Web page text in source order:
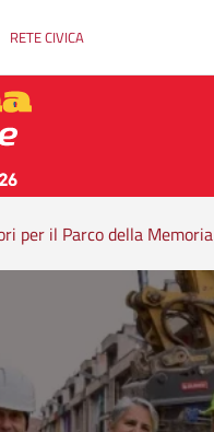
RETE CIVICA
per il Parco della Memoria